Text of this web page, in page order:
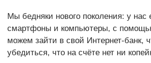
Мы бедняки нового поколения: у нас
смартфоны и компьютеры, с
можем зайти в свой Интернет-банк,
убедиться, что на счёте нет ни